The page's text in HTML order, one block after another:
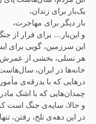
یک‌بار برای زندان،
بار دیگر برای مهاجرت،
و این‌بار… برای فرار از
این سرزمین، گویی برای
هر نسلی، بخشی از عمرش
خانه‌ها در ایران،
درهایی که با بدرقه‌ی
چمدان‌هایی که با اشک
و حالا، سایه‌ی جنگ است
در این دهه‌ی تلخ، رفتن،